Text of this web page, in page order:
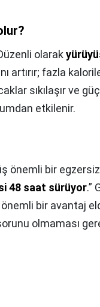
olarak
artırır; fazla
sıkılaşır ve
etkilenir.
önemli bir
48 saat sürüyor.”
bir avantaj
olmaması